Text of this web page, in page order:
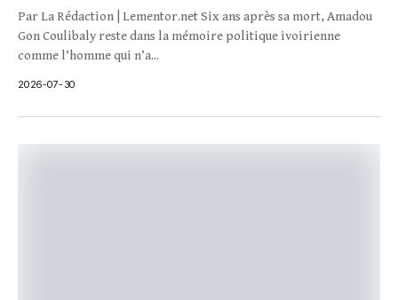
Par La Rédaction | Lementor.net Six ans après sa mort, Amadou
Gon Coulibaly reste dans la mémoire politique ivoirienne
comme l’homme qui n’a...
2026-07-30